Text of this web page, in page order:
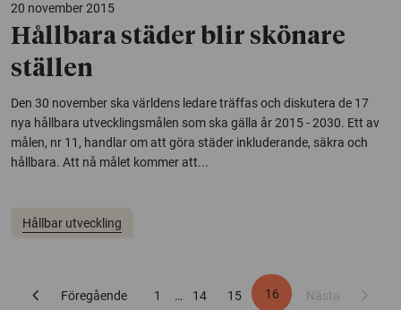
20 november 2015
Hållbara städer blir skönare
ställen
Den 30 november ska världens ledare träffas och diskutera de 17
nya hållbara utvecklingsmålen som ska gälla år 2015 - 2030. Ett av
målen, nr 11, handlar om att göra städer inkluderande, säkra och
hållbara. Att nå målet kommer att...
Hållbar utveckling
chevron_left Föregående 1 … 14 15 16 Nästa chevron_right